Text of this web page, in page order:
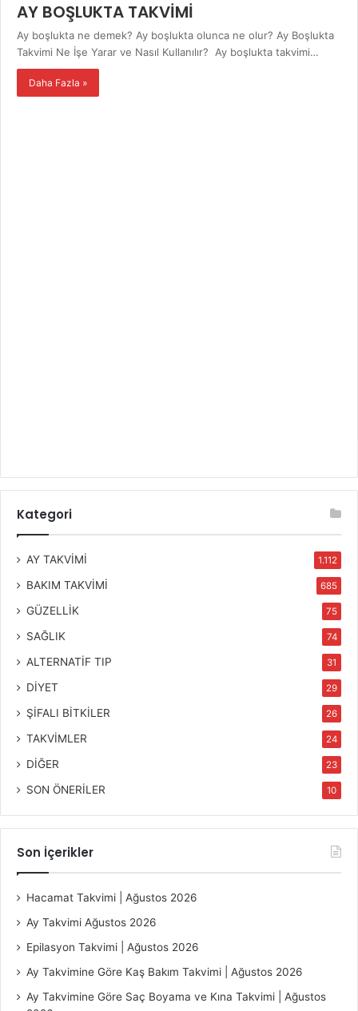
AY BOŞLUKTA TAKVİMİ
Ay boşlukta ne demek? Ay boşlukta olunca ne olur? Ay Boşlukta
Takvimi Ne İşe Yarar ve Nasıl Kullanılır? Ay boşlukta takvimi…
Daha Fazla »
Kategori
AY TAKVİMİ 1.112
BAKIM TAKVİMİ 685
GÜZELLİK 75
SAĞLIK 74
ALTERNATİF TIP 31
DİYET 29
ŞİFALI BİTKİLER 26
TAKVİMLER 24
DİĞER 23
SON ÖNERİLER 10
Son İçerikler
Hacamat Takvimi | Ağustos 2026
Ay Takvimi Ağustos 2026
Epilasyon Takvimi | Ağustos 2026
Ay Takvimine Göre Kaş Bakım Takvimi | Ağustos 2026
Ay Takvimine Göre Saç Boyama ve Kına Takvimi | Ağustos